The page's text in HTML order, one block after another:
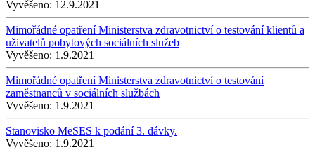
Vyvěšeno: 12.9.2021
Mimořádné opatření Ministerstva zdravotnictví o testování klientů a
uživatelů pobytových sociálních služeb
Vyvěšeno: 1.9.2021
Mimořádné opatření Ministerstva zdravotnictví o testování
zaměstnanců v sociálních službách
Vyvěšeno: 1.9.2021
Stanovisko MeSES k podání 3. dávky.
Vyvěšeno: 1.9.2021